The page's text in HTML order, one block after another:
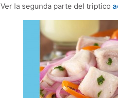
Ver la segunda parte del triptico